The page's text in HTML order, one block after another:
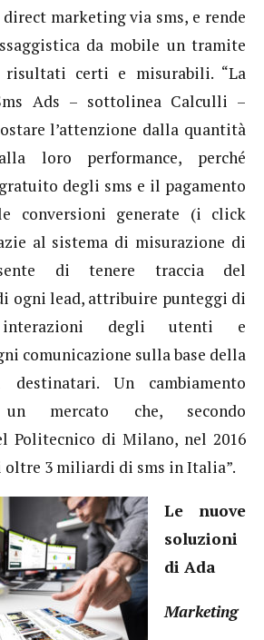
marketing via sms, e rende
da mobile un tramite
risultati certi e misurabili. “La
Ads – sottolinea Calculli –
l’attenzione dalla quantità
loro performance, perché
degli sms e il pagamento
conversioni generate (i click
al sistema di misurazione di
di tenere traccia del
ogni lead, attribuire punteggi di
degli utenti e
comunicazione sulla base della
destinatari. Un cambiamento
mercato che, secondo
Politecnico di Milano, nel 2016
oltre 3 miliardi di sms in Italia”.
Le nuove
soluzioni
di Ada
Marketing